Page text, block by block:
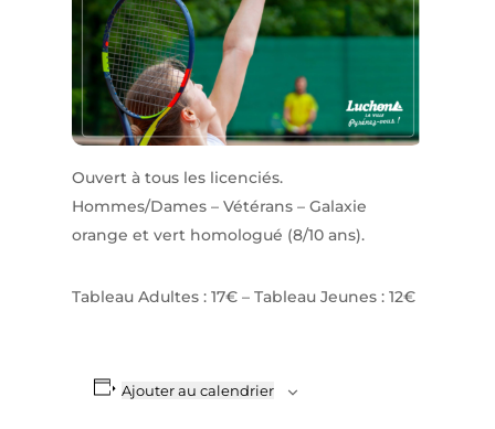
Ouvert à tous les licenciés.
Hommes/Dames – Vétérans – Galaxie
orange et vert homologué (8/10 ans).
Tableau Adultes : 17€ – Tableau Jeunes : 12€
Ajouter au calendrier